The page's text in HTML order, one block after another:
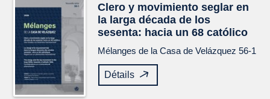
Clero y movimiento seglar en
la larga década de los
sesenta: hacia un 68 católico
Mélanges de la Casa de Velázquez 56-1
Détails